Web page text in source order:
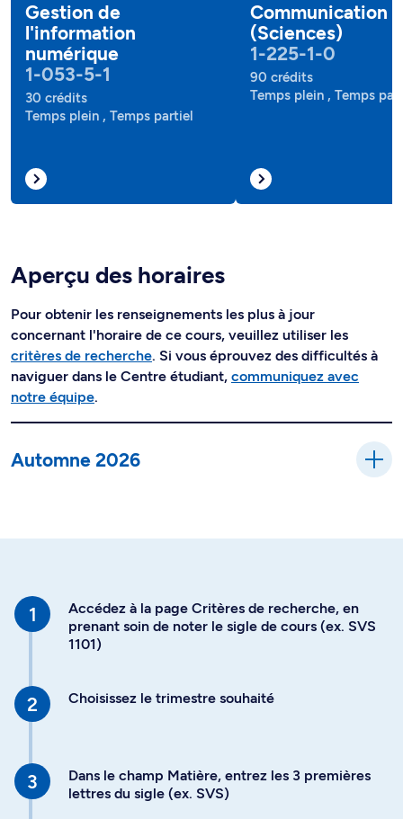
Gestion de
l'information
numérique
1-053-5-1
30 crédits
Temps plein , Temps partiel
Communication
(Sciences)
1-225-1-0
90 crédits
Temps plein , Temps
Aperçu des horaires
Pour obtenir les renseignements les plus à jour
concernant l'horaire de ce cours, veuillez utiliser les
critères de recherche. Si vous éprouvez des difficultés à
naviguer dans le Centre étudiant, communiquez avec
notre équipe.
Automne 2026
Accédez à la page Critères de recherche, en
prenant soin de noter le sigle de cours (ex. SVS
1101)
Choisissez le trimestre souhaité
Dans le champ Matière, entrez les 3 premières
lettres du sigle (ex. SVS)